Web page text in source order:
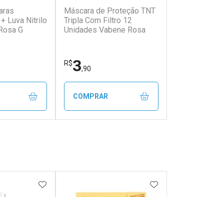
Luva Nitrilo
G
Máscara de Proteção TNT
Tripla Com Filtro 12
Unidades Vabene Rosa
R$3,90
COMPRAR
ADICIONAR AOS FAVORITOSADICIONAR AOS